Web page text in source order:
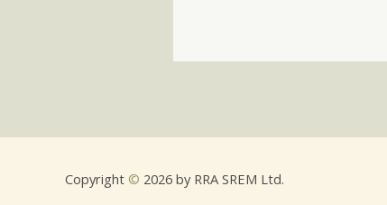
Copyright © 2026 by RRA SREM Ltd.